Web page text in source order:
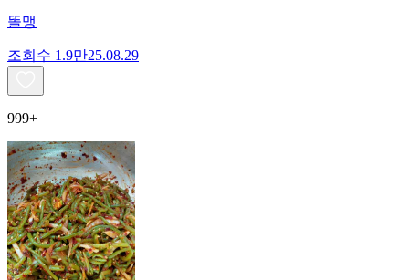
똘맹
조회수 1.9만25.08.29
999+